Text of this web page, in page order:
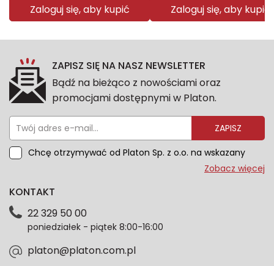
Zaloguj się, aby kupić Zaloguj się, aby kupić
ZAPISZ SIĘ NA NASZ NEWSLETTER
Bądź na bieżąco z nowościami oraz
promocjami dostępnymi w Platon.
ZAPISZ
Chcę otrzymywać od Platon Sp. z o.o. na wskazany
przeze mnie adres e-mail informacje marketingowe
dotyczące danych osobowych znajdziesz w naszej
każdym czasie. Wycofanie zgody nie wpłynie na
zgodność z prawem przetwarzania dokonanego przed
Zobacz więcej
KONTAKT
22 329 50 00
poniedziałek - piątek 8:00-16:00
platon@platon.com.pl